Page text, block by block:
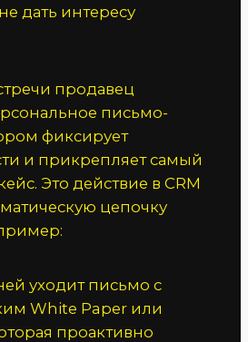
дать интересу
продавец
письмо-
фиксирует
и прикрепляет самый
Это действие в CRM
цепочку
уходит письмо с
White Paper или
проактивно